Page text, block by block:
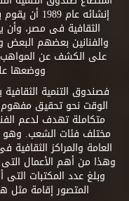
إنشائه
الثقافية فى مصر، وأن
والفنانين بعضهم
على الكشف عن
ووضعها
فصندوق التنمية
الوقت نحو تحقيق مفهوم
متكاملة تهدف لدعم
مختلف فئات الشعب. وهو
العامة والمراكز
وهذا من أهم الأعمال
وبلغ عدد المكتبات
المتصور إقامة مثل هذه